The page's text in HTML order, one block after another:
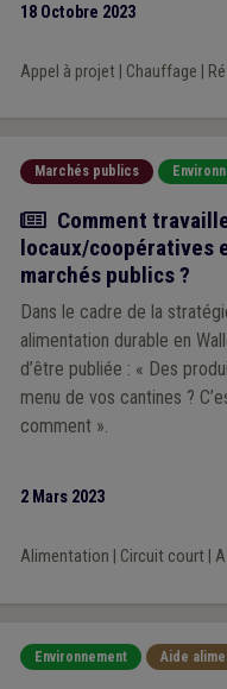
18 Octobre 2023
Appel à projet| Chauffage
Marchés publics
Actualité
Comment
locaux/coopératives
marchés publics ?
Dans le cadre de la
alimentation durable en
d’être publiée : « Des
menu de vos cantines ?
comment ».
2 Mars 2023
Alimentation Circuit court|
Environnement Aide